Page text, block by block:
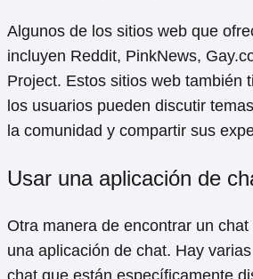
Algunos de los sitios web que
incluyen Reddit, PinkNews,
Project. Estos sitios web también
los usuarios pueden discutir
la comunidad y compartir sus
Usar una aplicación de
Otra manera de encontrar un
una aplicación de chat. Hay